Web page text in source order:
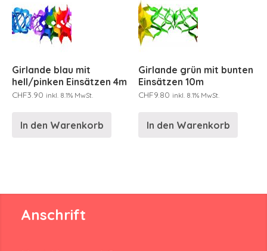
Girlande blau mit
hell/pinken Einsätzen 4m
CHF3.90 inkl. 8.1% MwSt.
In den Warenkorb
Girlande grün mit bunten
Einsätzen 10m
CHF9.80 inkl. 8.1% MwSt.
In den Warenkorb
Anschrift